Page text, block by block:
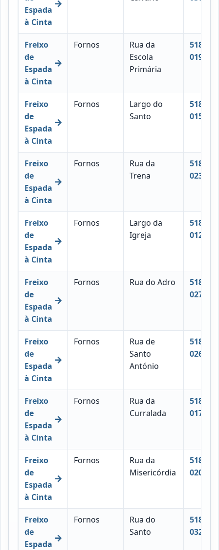
Espada
à Cinta
Freixo
de
Espada
à Cinta
Fornos
Rua da
Escola
Primária
5180-
019
Freixo
de
Espada
à Cinta
Fornos
Largo do
Santo
5180-
015
Freixo
de
Espada
à Cinta
Fornos
Rua da
Trena
5180-
023
Freixo
de
Espada
à Cinta
Fornos
Largo da
Igreja
5180-
012
Freixo
de
Espada
à Cinta
Fornos Rua do Adro
5180-
027
Freixo
de
Espada
à Cinta
Fornos
Rua de
Santo
António
5180-
026
Freixo
de
Espada
à Cinta
Fornos
Rua da
Curralada
5180-
017
Freixo
de
Espada
à Cinta
Fornos
Rua da
Misericórdia
5180-
020
Freixo
de
Espada
Fornos
Rua do
Santo
5180-
032